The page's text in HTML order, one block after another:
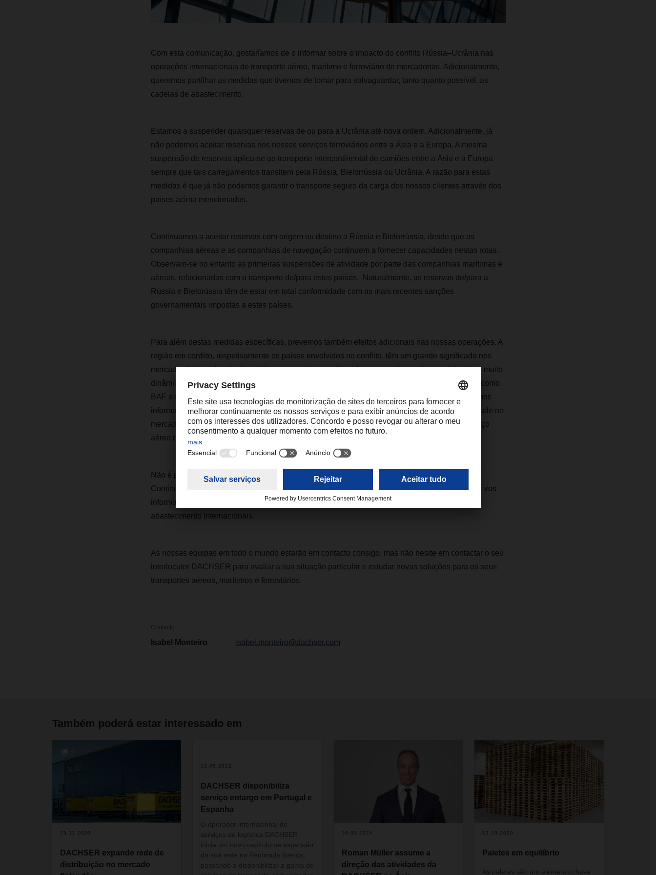
Com esta comunicação, gostaríamos de o informar sobre o impacto do conflito Rússia–Ucrânia nas
operações internacionais de transporte aéreo, marítimo e ferroviário de mercadorias. Adicionalmente,
queremos partilhar as medidas que tivemos de tomar para salvaguardar, tanto quanto possível, as
cadeias de abastecimento.
Estamos a suspender quaisquer reservas de ou para a Ucrânia até nova ordem. Adicionalmente, já
não podemos aceitar reservas nos nossos serviços ferroviários entre a Ásia e a Europa. A mesma
suspensão de reservas aplica-se ao transporte intercontinental de camiões entre a Ásia e a Europa
sempre que tais carregamentos transitem pela Rússia, Bielorrússia ou Ucrânia. A razão para estas
medidas é que já não podemos garantir o transporte seguro da carga dos nossos clientes através dos
países acima mencionados.
Continuamos a aceitar reservas com origem ou destino a Rússia e Bielorrússia, desde que as
companhias aéreas e as companhias de navegação continuem a fornecer capacidades nestas rotas.
Observam-se no entanto as primeiras suspensões de atividade por parte das companhias marítimas e
aéreas, relacionadas com o transporte de/para estes países. Naturalmente, as reservas de/para a
Rússia e Bielorússia têm de estar em total conformidade com as mais recentes sanções
governamentais impostas a estes países.
Para além destas medidas específicas, prevemos também efeitos adicionais nas nossas operações. A
região em conflito, respetivamente os países envolvidos no conflito, têm um grande significado nos
mercados internacionais de petróleo e energia, o que já está a causar alguns desenvolvimentos muito
dinâmicos nos preços do petróleo e, portanto, nas sobretaxas relacionadas com o petróleo, tais como
BAF e sobretaxas de combustível. Iremos acompanhar de perto a evolução futura e mantê-lo-emos
informado. Além disso, já estamos a assistir ao que poderá ser o início de uma crise de capacidade no
mercado de carga aérea, uma vez que as companhias aéreas europeias estão banidas do espaço
aéreo russo e as companhias aéreas russas estão banidas do espaço aéreo europeu.
Não é possível prever quanto tempo esta situação irá durar ou como se irá desenvolver.
Continuaremos a fazer todos os esforços para fornecer soluções aos nossos clientes e a manter-vos
informados dos desenvolvimentos futuros para assegurar a continuação das vossas cadeias de
abastecimento internacionais.
As nossas equipas em todo o mundo estarão em contacto consigo, mas não hesite em contactar o seu
interlocutor DACHSER para avaliar a sua situação particular e estudar novas soluções para os seus
transportes aéreos, marítimos e ferroviários.
Contacto
Isabel Monteiro isabel.monteiro@dachser.com
Também poderá estar interessado em
25.11.2020
DACHSER expande rede de
distribuição no mercado
12.05.2022
DACHSER disponibiliza
serviço entargo em Portugal e
Espanha
O operador internacional de
serviços de logística DACHSER
inicia um novo capítulo na expansão
da sua rede na Península Ibérica,
passando a disponibilizar a gama de
16.02.2024
Roman Müller assume a
direção das atividades da
13.10.2020
Paletes em equilíbrio
As paletes são um elemento chave